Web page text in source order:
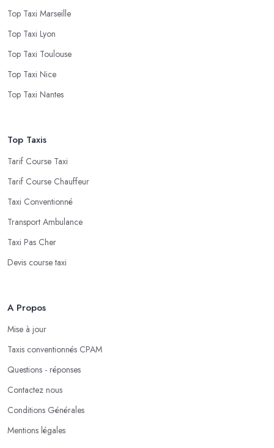
Top Taxi Marseille
Top Taxi Lyon
Top Taxi Toulouse
Top Taxi Nice
Top Taxi Nantes
Top Taxis
Tarif Course Taxi
Tarif Course Chauffeur
Taxi Conventionné
Transport Ambulance
Taxi Pas Cher
Devis course taxi
A Propos
Mise à jour
Taxis conventionnés CPAM
Questions - réponses
Contactez nous
Conditions Générales
Mentions légales